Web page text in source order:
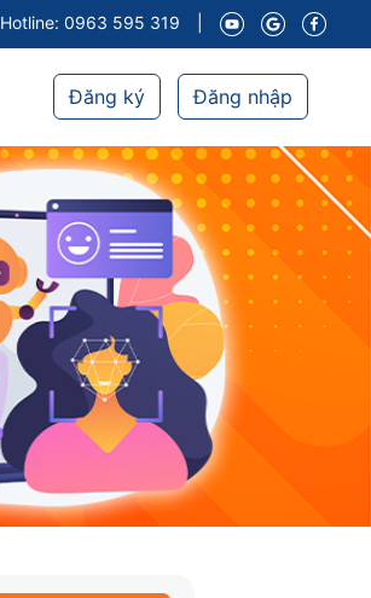
Hotline: 0963 595 319
Đăng ký Đăng nhập